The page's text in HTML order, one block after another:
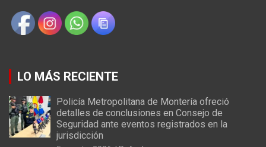
LO MÁS RECIENTE
Policía Metropolitana de Montería ofreció
detalles de conclusiones en Consejo de
Seguridad ante eventos registrados en la
jurisdicción